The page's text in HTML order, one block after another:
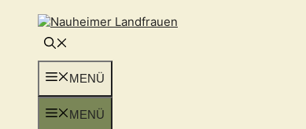
springen
MENÜ
MENÜ